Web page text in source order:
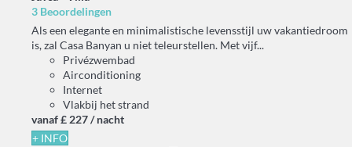
3 Beoordelingen
Als een elegante en minimalistische levensstijl uw vakantiedroom
is, zal Casa Banyan u niet teleurstellen. Met vijf...
Privézwembad
Airconditioning
Internet
Vlakbij het strand
vanaf£ 227/ nacht
+ INFO